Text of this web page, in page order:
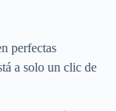
perfectas
a solo un clic de